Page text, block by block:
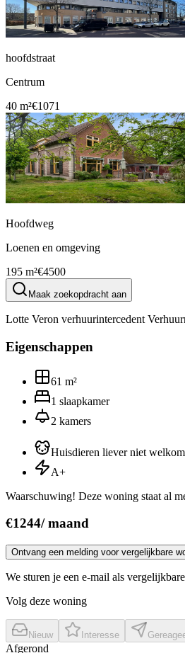
hoofdstraat
Centrum
40 m²€1071
Hoofdweg
Loenen en omgeving
195 m²€4500
Maak zoekopdracht aan
Lotte Veron verhuurintercedent
Eigenschappen
61 m²
1 slaapkamer
2 kamers
Huisdieren liever niet welkom
A+
Waarschuwing! Deze woning staat al
€1244/maand
Ontvang een melding voor vergelijkbare
We sturen je een e-mail als
Volg deze woning
Nieuw Interesse
Afgerond